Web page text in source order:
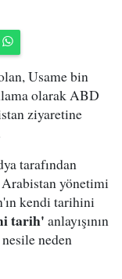
Usame bin
olarak ABD
ziyaretine
tarafından
Arabistan yönetimi
kendi tarihini
tarih' anlayışının
neden